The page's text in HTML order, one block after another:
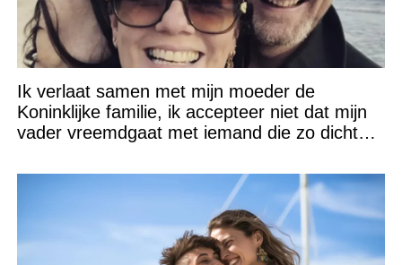
Ik verlaat samen met mijn moeder de
Koninklijke familie, ik accepteer niet dat mijn
vader vreemdgaat met iemand die zo dichtbij